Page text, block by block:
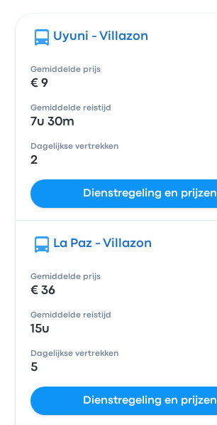
Uyuni - Villazon
Gemiddelde prijs
€ 9
Gemiddelde reistijd
7u 30m
Dagelijkse vertrekken
2
Dienstregeling en prijzen
La Paz - Villazon
Gemiddelde prijs
€ 36
Gemiddelde reistijd
15u
Dagelijkse vertrekken
5
Dienstregeling en prijzen